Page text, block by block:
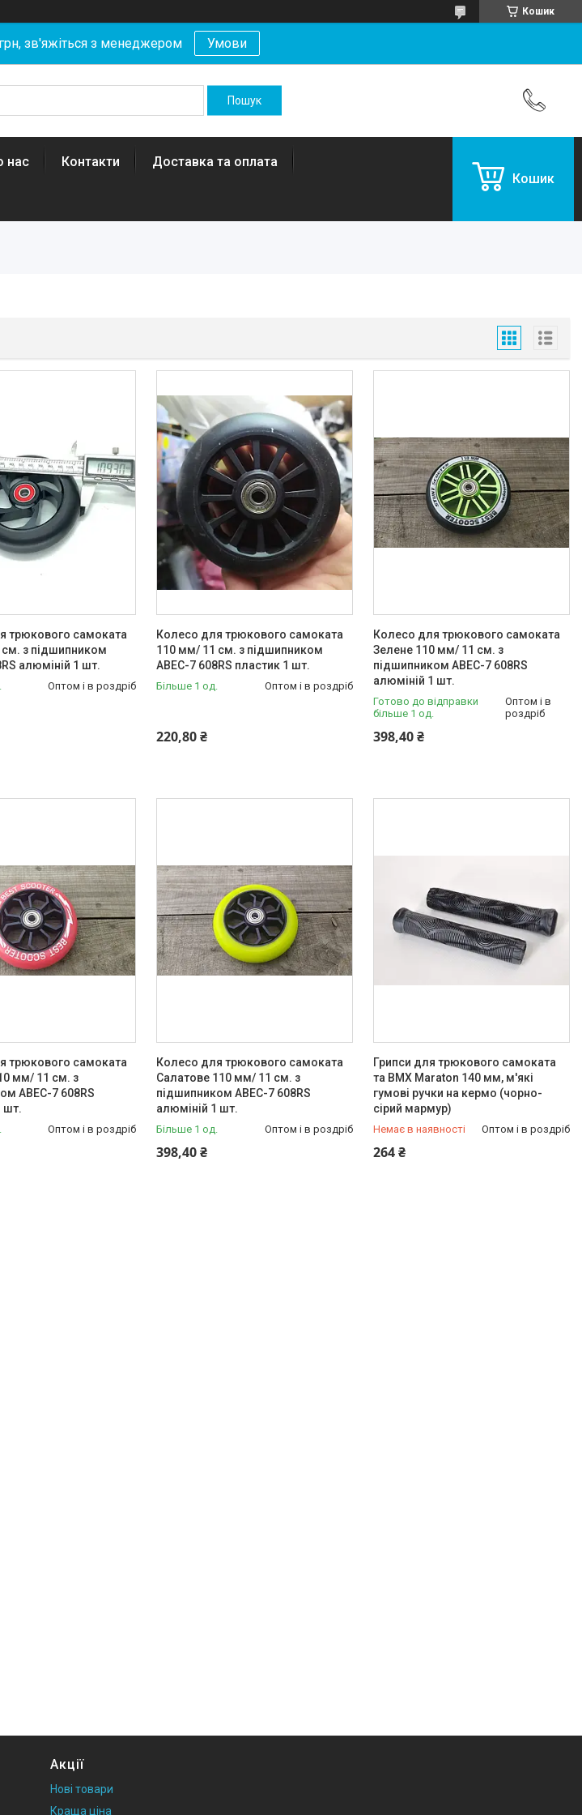
Кошик
зв'яжіться з менеджером Умови
нас Контакти Доставка та оплата
Кошик
трюкового самоката
з підшипником
алюміній 1 шт.
Оптом і в роздріб
Колесо для трюкового самоката
110 мм/ 11 см. з підшипником
ABEC-7 608RS пластик 1 шт.
Більше 1 од. Оптом і в роздріб
220,80 ₴
Колесо для трюкового самоката
Зелене 110 мм/ 11 см. з
підшипником ABEC-7 608RS
алюміній 1 шт.
Готово до відправки
більше 1 од.
Оптом і в
роздріб
398,40 ₴
трюкового самоката
мм/ 11 см. з
ABEC-7 608RS
шт.
Оптом і в роздріб
Колесо для трюкового самоката
Салатове 110 мм/ 11 см. з
підшипником ABEC-7 608RS
алюміній 1 шт.
Більше 1 од. Оптом і в роздріб
398,40 ₴
Грипси для трюкового самоката
та BMX Maraton 140 мм, м'які
гумові ручки на кермо (чорно-
сірий мармур)
Немає в наявності Оптом і в роздріб
264 ₴
+380 (96) 246-24-66
Акції
Нові товари
Краща ціна